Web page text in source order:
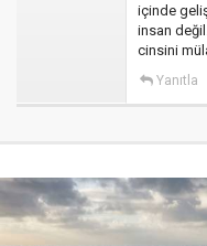
içinde
insan
cinsini
Yanıtla